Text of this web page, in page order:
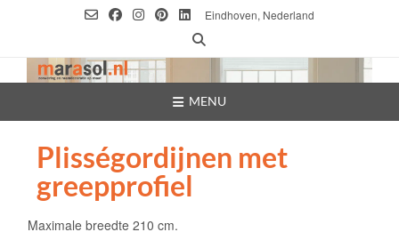
Eindhoven, Nederland
MENU
Plisségordijnen met
greepprofiel
Maximale breedte 210 cm.